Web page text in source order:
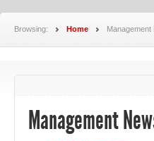
Browsing: Home
Management